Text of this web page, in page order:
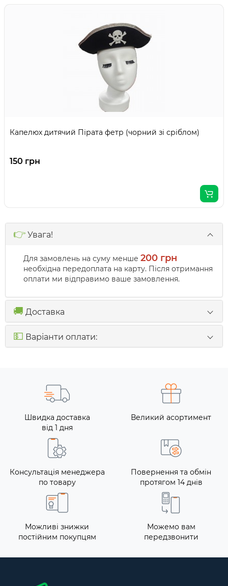
Капелюх дитячий Пірата фетр (чорний зі сріблом)
150 грн
👉 Увага!
Для замовлень на суму менше 200 грн
необхідна передоплата на карту. Після отримання
оплати ми відправимо ваше замовлення.
🚚 Доставка
💵 Варіанти оплати:
Швидка доставка
від 1 дня
Великий асортимент
Консультація менеджера
по товару
Повернення та обмін
протягом 14 днів
Можливі знижки
постійним покупцям
Можемо вам
передзвонити